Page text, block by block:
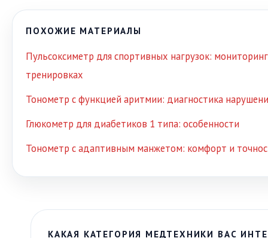
ПОХОЖИЕ МАТЕРИАЛЫ
Пульсоксиметр для спортивных нагрузок:
тренировках
Тонометр с функцией аритмии: диагностика
Глюкометр для диабетиков 1 типа: особенности
Тонометр с адаптивным манжетом: комфорт и
КАКАЯ КАТЕГОРИЯ МЕДТЕХНИКИ ВАС